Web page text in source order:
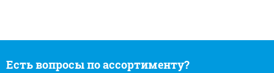
Есть вопросы по ассортименту?